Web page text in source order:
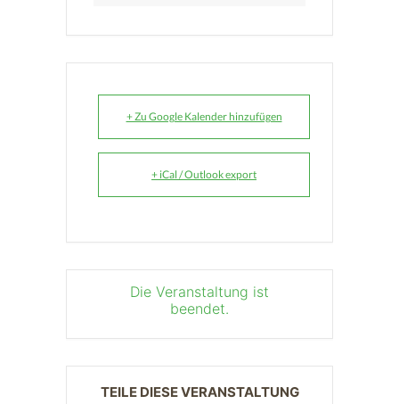
+ Zu Google Kalender hinzufügen
+ iCal / Outlook export
Die Veranstaltung ist
beendet.
TEILE DIESE VERANSTALTUNG